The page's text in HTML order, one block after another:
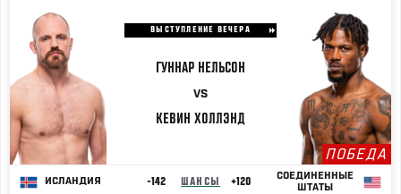
ВЫСТУПЛЕНИЕ ВЕЧЕРА
ГУННАР НЕЛЬСОН
VS
КЕВИН ХОЛЛЭНД
ПОБЕДА
ИСЛАНДИЯ -142 ШАНСЫ +120
СОЕДИНЕННЫЕ
ШТАТЫ